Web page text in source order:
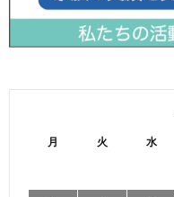
月 火 水